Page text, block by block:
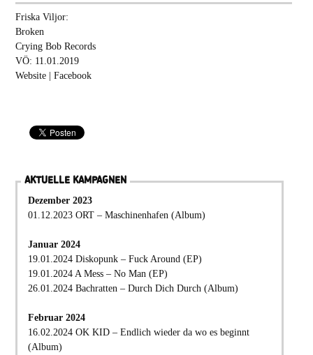
Friska Viljor:
Broken
Crying Bob Records
VÖ: 11.01.2019
Website| Facebook
AKTUELLE KAMPAGNEN
Dezember 2023
01.12.2023 ORT – Maschinenhafen (Album)
Januar 2024
19.01.2024 Diskopunk – Fuck Around (EP)
19.01.2024 A Mess – No Man (EP)
26.01.2024 Bachratten – Durch Dich Durch (Album)
Februar 2024
16.02.2024 OK KID – Endlich wieder da wo es beginnt
(Album)